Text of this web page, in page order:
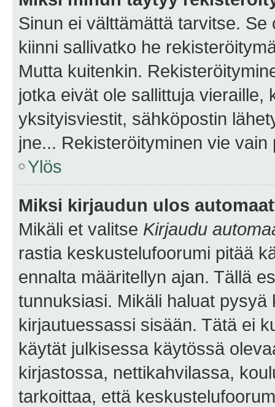
Sinun ei välttämättä tarvitse.
kiinni sallivatko he
Mutta kuitenkin.
jotka eivät ole sallittuja vieraille,
yksityisviestit, sähköpostin
jne... Rekisteröityminen vie
Ylös
Miksi kirjaudun ulos
Mikäli et valitse Kirjaudu
rastia keskustelufoorumi pitää
ennalta määritellyn ajan. Tällä
tunnuksiasi. Mikäli haluat
kirjautuessassi sisään. Tätä ei
käytät julkisessa käytössä
kirjastossa, nettikahvilassa,
tarkoittaa, että